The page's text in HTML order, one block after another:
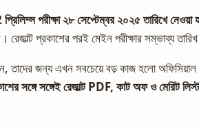
পরীক্ষা ২৮ সেপ্টেম্বর ২০২৫ তারিখে নেওয়া
রেজাল্ট প্রকাশের পরই মেইন পরীক্ষার সম্ভাব্য
তাদের জন্য এখন সবচেয়ে বড় কাজ হলো
সঙ্গে সঙ্গেই রেজাল্ট PDF, কাট অফ ও মেরিট